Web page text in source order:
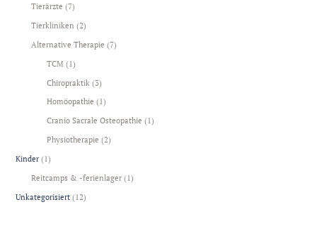
Tierärzte (7)
Tierkliniken (2)
Alternative Therapie (7)
TCM (1)
Chiropraktik (3)
Homöopathie (1)
Cranio Sacrale Osteopathie (1)
Physiotherapie (2)
Kinder (1)
Reitcamps & -ferienlager (1)
Unkategorisiert (12)